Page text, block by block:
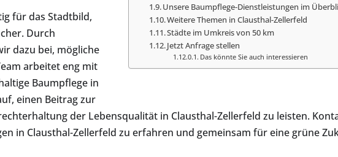
Unsere Baumpflege-Dienstleistungen im
Weitere Themen in Clausthal-Zellerfeld
Städte im Umkreis von 50 km
Jetzt Anfrage stellen
Das könnte Sie auch interessieren
für das Stadtbild,
Durch
dazu bei, mögliche
arbeitet eng mit
Baumpflege in
einen Beitrag zur
der Lebensqualität in Clausthal-Zellerfeld zu leisten.
in Clausthal-Zellerfeld zu erfahren und gemeinsam für eine grüne